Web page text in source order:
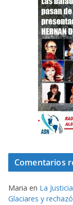
Comentarios
Maria en La
Glaciares y